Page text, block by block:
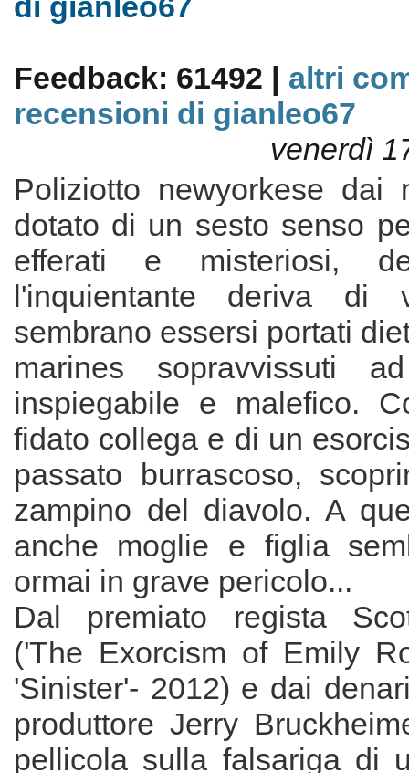
Feedback: 61492 | altri
recensioni di gianleo67
venerdì
Poliziotto newyorkese dai
dotato di un sesto senso
efferati e misteriosi,
l'inquientante deriva di
sembrano essersi portati
marines sopravvissuti
inspiegabile e malefico.
fidato collega e di un
passato burrascoso,
zampino del diavolo. A
anche moglie e figlia
ormai in grave pericolo...
Dal premiato regista
('The Exorcism of Emily
'Sinister'- 2012) e dai
produttore Jerry
pellicola sulla falsariga di